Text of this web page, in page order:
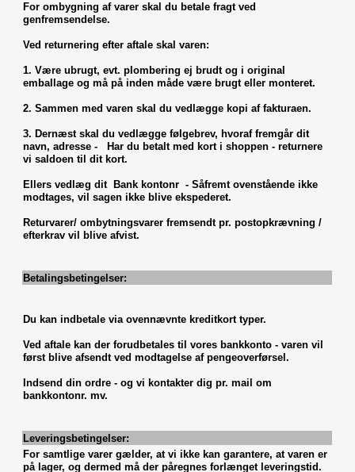
For ombygning af varer skal du betale fragt ved
genfremsendelse.
Ved returnering efter aftale skal varen:
1. Være ubrugt, evt. plombering ej brudt og i original
emballage og må på inden måde være brugt eller monteret.
2. Sammen med varen skal du vedlægge kopi af fakturaen.
3. Dernæst skal du vedlægge følgebrev, hvoraf fremgår dit
navn, adresse - Har du betalt med kort i shoppen - returnere
vi saldoen til dit kort.
Ellers vedlæg dit Bank kontonr - Såfremt ovenstående ikke
modtages, vil sagen ikke blive ekspederet.
Returvarer/ ombytningsvarer fremsendt pr. postopkrævning /
efterkrav vil blive afvist.
Betalingsbetingelser:
Du kan indbetale via ovennævnte kreditkort typer.
Ved aftale kan der forudbetales til vores bankkonto - varen vil
først blive afsendt ved modtagelse af pengeoverførsel.
Indsend din ordre - og vi kontakter dig pr. mail om
bankkontonr. mv.
Leveringsbetingelser:
For samtlige varer gælder, at vi ikke kan garantere, at varen er
på lager, og dermed må der påregnes forlænget leveringstid.